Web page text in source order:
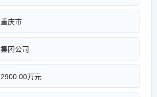
重庆市
集团公司
2900.00万元